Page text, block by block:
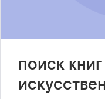
поиск